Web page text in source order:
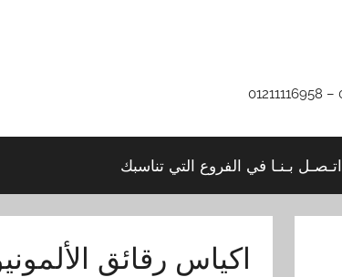
اتـصـل بـنـا في الفروع التي تناسبك
اكياس رقائق